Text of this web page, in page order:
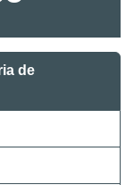
de